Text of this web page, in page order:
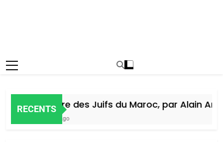
RECENTS
Histoire des Juifs du Maroc, par Alain Amiel